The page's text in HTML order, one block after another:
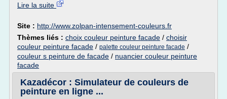
Lire la suite
Site : http://www.zolpan-intensement-couleurs.fr
Thèmes liés : choix couleur peinture facade / choisir
couleur peinture facade / palette couleur peinture facade /
couleur s peinture de facade / nuancier couleur peinture
facade
Kazadécor : Simulateur de couleurs de
peinture en ligne ...